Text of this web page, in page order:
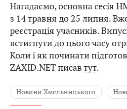
Нагадаємо, основна сесія
з 14 травня до 25 липня.
реєстрація учасників.
встигнути до цього часу
Коли і як починати
ZAXID.NET писавтут.
Новини Хмельницького